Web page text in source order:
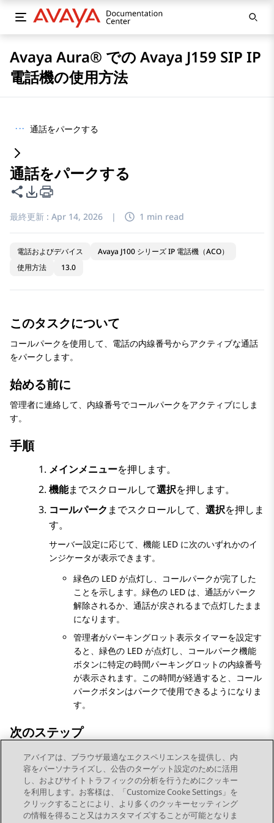
Avaya Aura® での Avaya J159 SIP IP
電話機の使用方法
··· 通話をパークする
通話をパークする
このページを共有
PDFエクスポートオプション
最終更新 : Apr 14, 2026 | 1 min read
電話およびデバイス
Avaya J100 シリーズ IP 電話機（ACO）
使用方法
13.0
このタスクについて
コールパークを使用して、電話の内線番号からアクティブな通話
をパークします。
始める前に
管理者に連絡して、内線番号でコールパークをアクティブにしま
す。
手順
メインメニューを押します。
機能までスクロールして選択を押します。
コールパーク までスクロールして、 選択を押しま
す。
サーバー設定に応じて、機能 LED に次のいずれかのイ
ンジケータが表示できます。
緑色の LED が点灯し、コールパークが完了した
ことを示します。緑色の LED は、通話がパーク
解除されるか、通話が戻されるまで点灯したまま
になります。
管理者がパーキングロット表示タイマーを設定す
ると、緑色の LED が点灯し、コールパーク機能
ボタンに特定の時間パーキングロットの内線番号
が表示されます。この時間が経過すると、コール
パークボタンはパークで使用できるようになりま
す。
次のステップ
パーク解除を使用して別の内線番号から通話を取得します。設定
された時間内にパーク解除されない場合、パーキングロットは通
話をパーク内線番号に戻します。
アバイアは、ブラウザ最適なエクスペリエンスを提供し、内
容をパーソナライズし、公告のターゲット設定のために活用
し、およびサイトトラフィックの分析を行うためにクッキー
を利用します。お客様は、「Customize Cooke Settings」を
クリックすることにより、より多くのクッキーセッティング
の情報を得ること又はカスタマイズすることが可能となりま